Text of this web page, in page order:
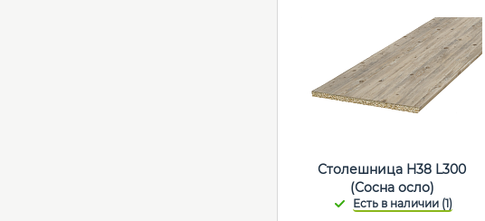
Столешница H38 L300
(Сосна осло)